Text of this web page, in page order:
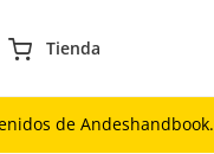
Tienda
de Andeshandbook.